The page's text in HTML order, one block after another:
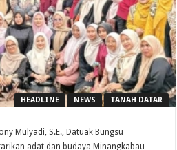
HEADLINE NEWS TANAH DATAR
Mulyadi, S.E., Datuak Bungsu
adat dan budaya Minangkabau